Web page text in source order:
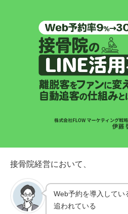
接骨院経営において、
Web予約を導入してい
追われている